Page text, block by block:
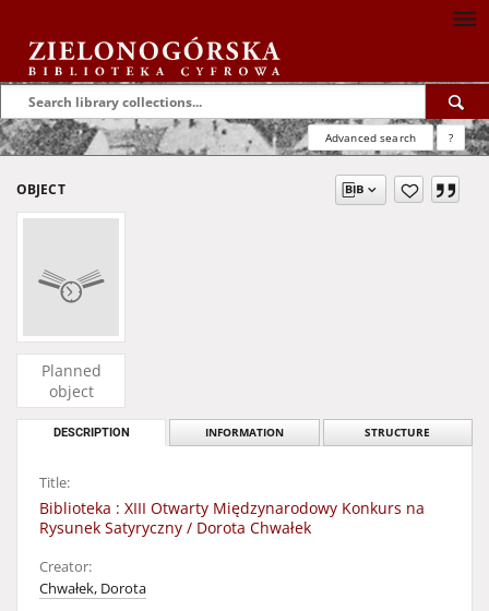
Advanced search ?
OBJECT
Planned
object
DESCRIPTION INFORMATION STRUCTURE
Title:
Biblioteka : XIII Otwarty Międzynarodowy Konkurs na
Rysunek Satyryczny / Dorota Chwałek
Creator:
Chwałek, Dorota